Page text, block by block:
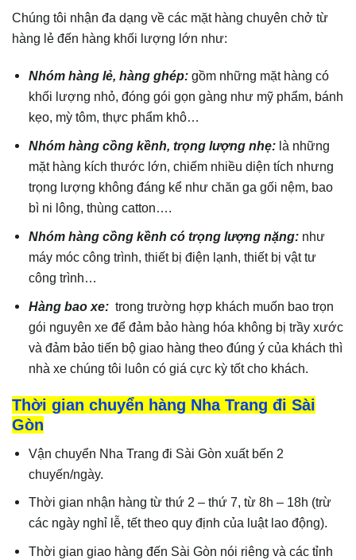
Chúng tôi nhận đa dạng về các mặt hàng chuyên chở từ
hàng lẻ đến hàng khối lượng lớn như:
Nhóm hàng lẻ, hàng ghép:gồm những mặt hàng có
khối lượng nhỏ, đóng gói gọn gàng như mỹ phẩm, bánh
kẹo, mỳ tôm, thực phẩm khô…
Nhóm hàng cồng kềnh, trọng lượng nhẹ: là những
mặt hàng kích thước lớn, chiếm nhiều diện tích nhưng
trọng lượng không đáng kể như chăn ga gối nệm, bao
bì ni lông, thùng catton….
Nhóm hàng cồng kềnh có trọng lượng nặng: như
máy móc công trình, thiết bị điện lạnh, thiết bị vật tư
công trình…
Hàng bao xe: trong trường hợp khách muốn bao trọn
gói nguyên xe để đảm bảo hàng hóa không bị trầy xước
và đảm bảo tiến bộ giao hàng theo đúng ý của khách thì
nhà xe chúng tôi luôn có giá cực kỳ tốt cho khách.
Thời gian chuyển hàng Nha Trang đi Sài
Gòn
Vận chuyển Nha Trang đi Sài Gòn xuất bến 2
chuyến/ngày.
Thời gian nhận hàng từ thứ 2 – thứ 7, từ 8h – 18h (trừ
các ngày nghỉ lễ, tết theo quy định của luật lao động).
Thời gian giao hàng đến Sài Gòn nói riêng và các tỉnh